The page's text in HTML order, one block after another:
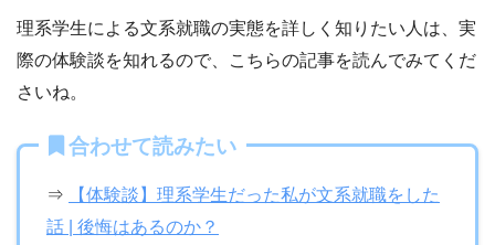
理系学生による文系就職の実態を詳しく知りたい人は、実
際の体験談を知れるので、こちらの記事を読んでみてくだ
さいね。
合わせて読みたい
⇒
【体験談】理系学生だった私が文系就職をした
話 | 後悔はあるのか？